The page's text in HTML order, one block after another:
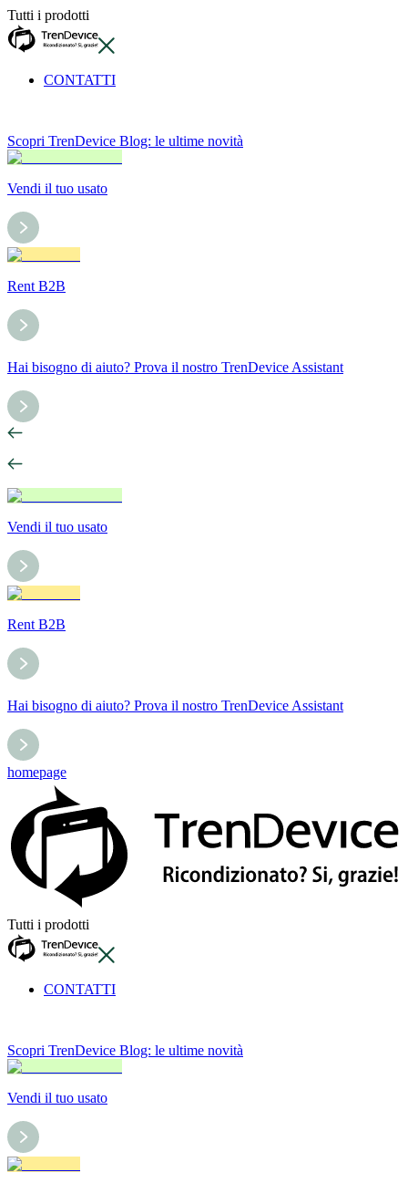
Tutti i prodotti
CONTATTI
Scopri TrenDevice Blog: le ultime novità
Vendi il tuo usato
Rent B2B
Hai bisogno di aiuto? Prova il nostro TrenDevice Assistant
Vendi il tuo usato
Rent B2B
Hai bisogno di aiuto? Prova il nostro TrenDevice Assistant
homepage
Tutti i prodotti
CONTATTI
Scopri TrenDevice Blog: le ultime novità
Vendi il tuo usato